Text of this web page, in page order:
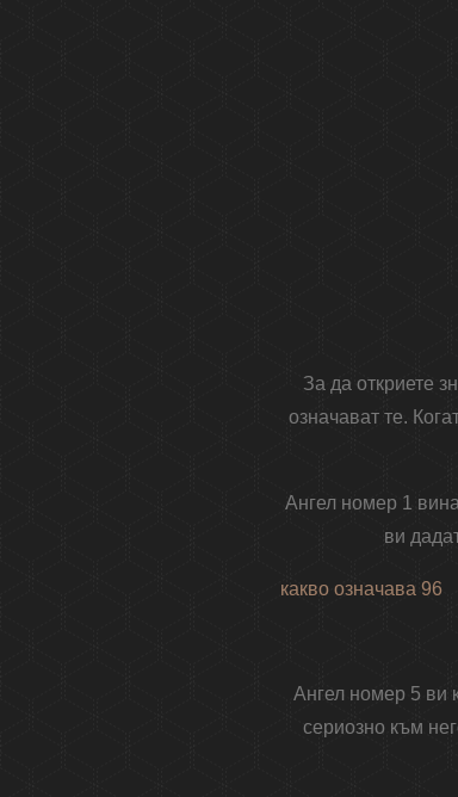
За да откриете
означават те.
Ангел номер 1
ви
какво означава 96
Ангел номер 5 ви
сериозно към